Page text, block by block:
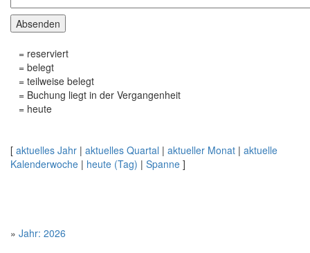
Absenden
= reserviert
= belegt
= teilweise belegt
= Buchung liegt in der Vergangenheit
= heute
[ aktuelles Jahr | aktuelles Quartal | aktueller Monat | aktuelle
Kalenderwoche | heute (Tag) | Spanne ]
» Jahr: 2026